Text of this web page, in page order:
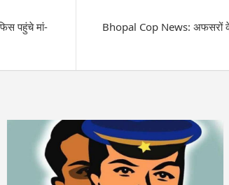
पहुंचे मां-
Bhopal Cop News: अफसरों के